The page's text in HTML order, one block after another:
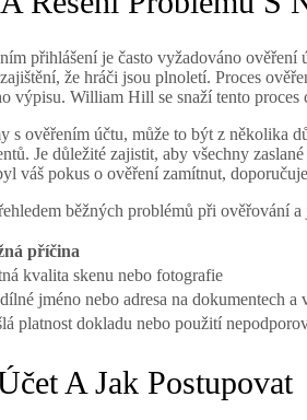
přihlášení je často vyžadováno
že hráči jsou plnoletí. Proces
výpisu. William Hill se snaží tento
s ověřením účtu, může to být z několika
Je důležité zajistit, aby všechny
váš pokus o ověření zamítnut,
běžných problémů při ověřování a
příčina
kvalita skenu nebo fotografie
jméno nebo adresa na dokumentech a
platnost dokladu nebo použití
A Jak Postupovat